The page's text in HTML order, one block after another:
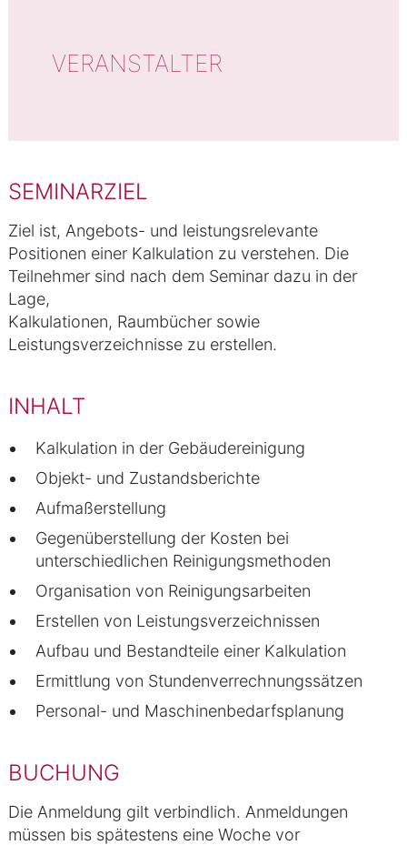
SEMINARZIEL
Ziel ist, Angebots- und leistungsrelevante
Positionen einer Kalkulation zu verstehen. Die
Teilnehmer sind nach dem Seminar dazu in der
Lage,
Kalkulationen, Raumbücher sowie
Leistungsverzeichnisse zu erstellen.
INHALT
Kalkulation in der Gebäudereinigung
Objekt- und Zustandsberichte
Aufmaßerstellung
Gegenüberstellung der Kosten bei
unterschiedlichen Reinigungsmethoden
Organisation von Reinigungsarbeiten
Erstellen von Leistungsverzeichnissen
Aufbau und Bestandteile einer Kalkulation
Ermittlung von Stundenverrechnungssätzen
Personal- und Maschinenbedarfsplanung
BUCHUNG
Die Anmeldung gilt verbindlich. Anmeldungen
müssen bis spätestens eine Woche vor
VERANSTALTER